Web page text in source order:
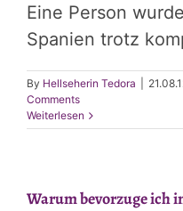
Eine Person
Spanien trotz
By Hellseherin Tedora
Comments
Weiterlesen
Warum bevorzuge ich